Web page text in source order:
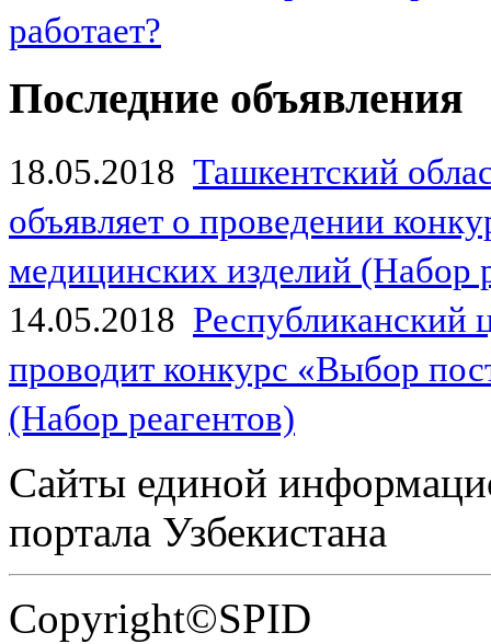
работает?
Последние объявления
18.05.2018 Ташкентский
объявляет о проведении
медицинских изделий (Набор
14.05.2018
проводит конкурс «Выбор
(Набор реагентов)
Сайты единой
портала Узбекистана
Copyright©SPID